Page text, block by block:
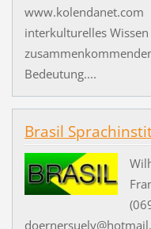
interkulturelles
Bedeutung....
Brasil